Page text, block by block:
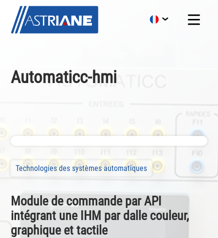
Automaticc-hmi
Technologies des systèmes automatiques
Module de commande par API
intégrant une IHM par dalle couleur,
graphique et tactile